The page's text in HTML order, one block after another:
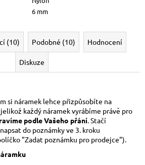
6 mm
(10) Podobné (10) Hodnocení
Diskuze
si náramek lehce přizpůsobíte na
každý náramek vyrábíme právě pro
podle Vašeho přání . Stačí
do poznámky ve 3. kroku
"Zadat poznámku pro prodejce").